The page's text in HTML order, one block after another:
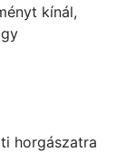
kínál,
horgászatra